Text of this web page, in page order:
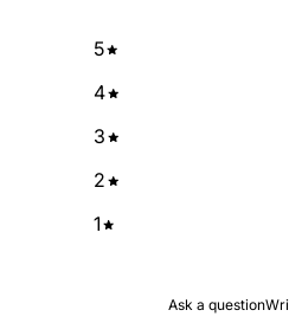
5
4
3
2
1
Ask a question